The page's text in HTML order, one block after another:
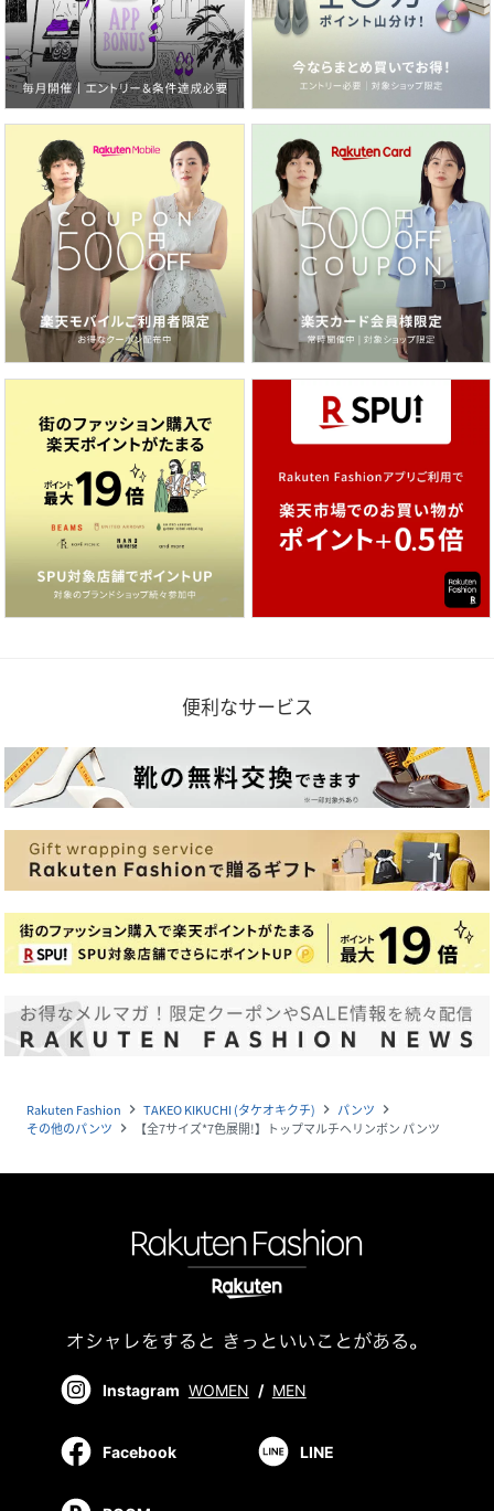
便利なサービス
Rakuten Fashion navigate_next TAKEO KIKUCHI (タケオキクチ) navigate_next パンツ navigate_next
その他のパンツ navigate_next 【全7サイズ*7色展開!】トップマルチヘリンボン パンツ
Instagram WOMEN / MEN
Facebook LINE